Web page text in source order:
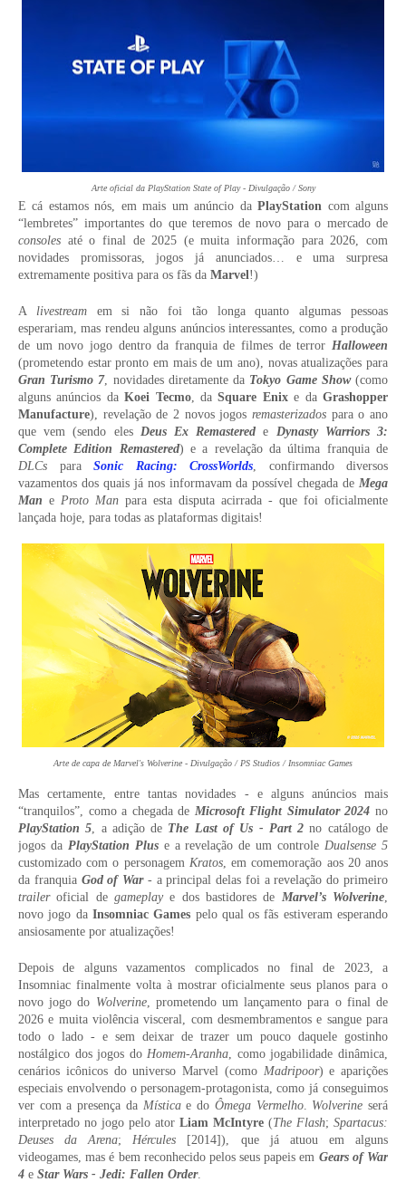
Arte oficial da PlayStation State of Play - Divulgação / Sony
E cá estamos nós, em mais um anúncio daPlayStation com alguns
“lembretes” importantes do que teremos de novo para o mercado de
consoles até o final de 2025 (e muita informação para 2026, com
novidades promissoras, jogos já anunciados… e uma surpresa
extremamente positiva para os fãs da Marvel!)
A livestream em si não foi tão longa quanto algumas pessoas
esperariam, mas rendeu alguns anúncios interessantes, como a produção
de um novo jogo dentro da franquia de filmes de terror Halloween
(prometendo estar pronto em mais de um ano), novas atualizações para
Gran Turismo 7, novidades diretamente da Tokyo Game Show(como
alguns anúncios daKoei Tecmo, daSquare Enixe daGrashopper
Manufacture), revelação de 2 novos jogos remasterizados para o ano
que vem (sendo eles Deus Ex Remastered e Dynasty Warriors 3:
Complete Edition Remastered) e a revelação da última franquia de
DLCs para Sonic Racing: CrossWorlds, confirmando diversos
vazamentos dos quais já nos informavam da possível chegada de Mega
Man e Proto Man para esta disputa acirrada - que foi oficialmente
lançada hoje, para todas as plataformas digitais!
Arte de capa de Marvel's Wolverine - Divulgação / PS Studios / Insomniac Games
Mas certamente, entre tantas novidades - e alguns anúncios mais
“tranquilos”, como a chegada de Microsoft Flight Simulator 2024 no
PlayStation 5, a adição de The Last of Us - Part 2 no catálogo de
jogos da PlayStation Pluse a revelação de um controle Dualsense 5
customizado com o personagem Kratos, em comemoração aos 20 anos
da franquia God of War- a principal delas foi a revelação do primeiro
traileroficial de gameplaye dos bastidores de Marvel’s Wolverine,
novo jogo da Insomniac Games pelo qual os fãs estiveram esperando
ansiosamente por atualizações!
Depois de alguns vazamentos complicados no final de 2023, a
Insomniac finalmente volta à mostrar oficialmente seus planos para o
novo jogo do Wolverine, prometendo um lançamento para o final de
2026 e muita violência visceral, com desmembramentos e sangue para
todo o lado - e sem deixar de trazer um pouco daquele gostinho
nostálgico dos jogos doHomem-Aranha, como jogabilidade dinâmica,
cenários icônicos do universo Marvel (como Madripoor) e aparições
especiais envolvendo o personagem-protagonista, como já conseguimos
ver com a presença da Místicae do Ômega Vermelho. Wolverine será
interpretado no jogo pelo ator Liam McIntyre (The Flash; Spartacus:
Deuses da Arena;Hércules [2014]), que já atuou em alguns
videogames, mas é bem reconhecido pelos seus papeis em Gears of War
4 e Star Wars - Jedi: Fallen Order.